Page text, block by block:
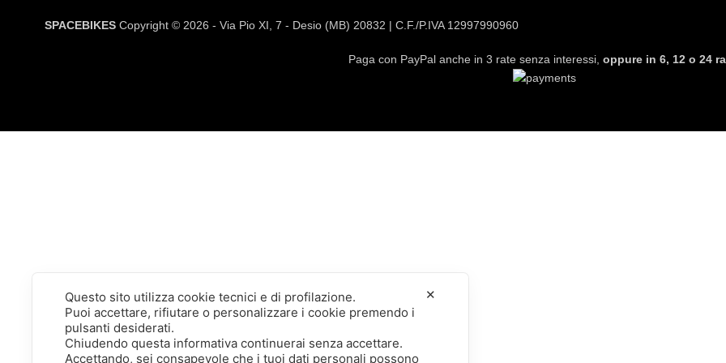
SPACEBIKES Copyright © 2026 - Via Pio XI, 7 - Desio (MB) 20832 | C.F./P.IVA 12997990960
Paga con PayPal anche in 3 rate senza interessi, oppure in 6, 12 o 24
✕
Questo sito utilizza cookie tecnici e di profilazione.
Puoi accettare, rifiutare o personalizzare i cookie premendo i
pulsanti desiderati.
Chiudendo questa informativa continuerai senza accettare.
Accettando, sei consapevole che i tuoi dati personali possono